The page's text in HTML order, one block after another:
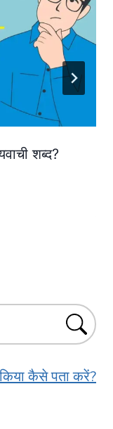
शब्द?
कैसे पता करें?